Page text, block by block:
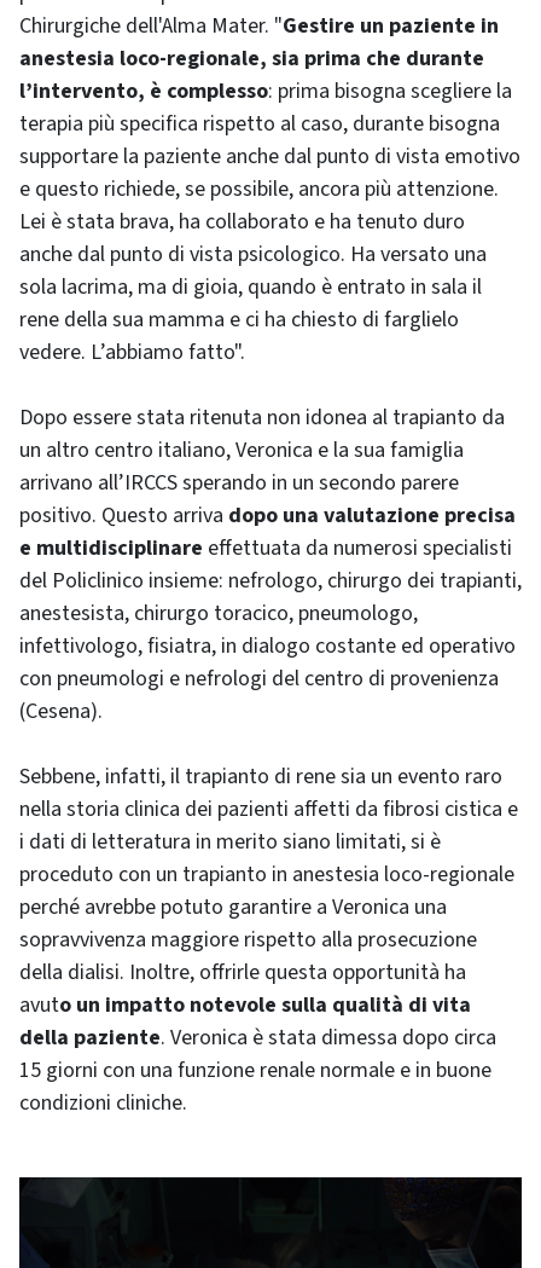
Chirurgiche dell'Alma Mater. "Gestire un paziente in
anestesia loco-regionale, sia prima che durante
l’intervento, è complesso: prima bisogna scegliere la
terapia più specifica rispetto al caso, durante bisogna
supportare la paziente anche dal punto di vista emotivo
e questo richiede, se possibile, ancora più attenzione.
Lei è stata brava, ha collaborato e ha tenuto duro
anche dal punto di vista psicologico. Ha versato una
sola lacrima, ma di gioia, quando è entrato in sala il
rene della sua mamma e ci ha chiesto di farglielo
vedere. L’abbiamo fatto".
Dopo essere stata ritenuta non idonea al trapianto da
un altro centro italiano, Veronica e la sua famiglia
arrivano all’IRCCS sperando in un secondo parere
positivo. Questo arriva dopo una valutazione precisa
e multidisciplinare effettuata da numerosi specialisti
del Policlinico insieme: nefrologo, chirurgo dei trapianti,
anestesista, chirurgo toracico, pneumologo,
infettivologo, fisiatra, in dialogo costante ed operativo
con pneumologi e nefrologi del centro di provenienza
(Cesena).
Sebbene, infatti, il trapianto di rene sia un evento raro
nella storia clinica dei pazienti affetti da fibrosi cistica e
i dati di letteratura in merito siano limitati, si è
proceduto con un trapianto in anestesia loco-regionale
perché avrebbe potuto garantire a Veronica una
sopravvivenza maggiore rispetto alla prosecuzione
della dialisi. Inoltre, offrirle questa opportunità ha
avuto un impatto notevole sulla qualità di vita
della paziente. Veronica è stata dimessa dopo circa
15 giorni con una funzione renale normale e in buone
condizioni cliniche.